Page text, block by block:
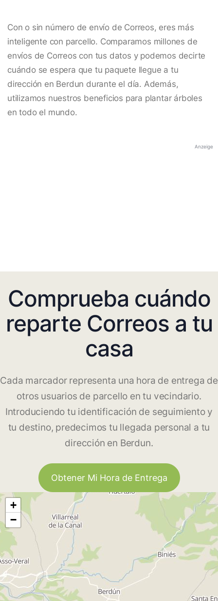
Con o sin número de envío de Correos, eres más
inteligente con parcello. Comparamos millones de
envíos de Correos con tus datos y podemos decirte
cuándo se espera que tu paquete llegue a tu
dirección en Berdun durante el día. Además,
utilizamos nuestros beneficios para plantar árboles
en todo el mundo.
Anzeige
Comprueba cuándo
reparte Correos a tu
casa
Cada marcador representa una hora de entrega de
otros usuarios de parcello en tu vecindario.
Introduciendo tu identificación de seguimiento y
tu destino, predecimos tu llegada personal a tu
dirección en Berdun.
Obtener Mi Hora de Entrega
+
−